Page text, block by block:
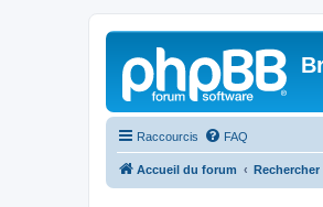
Raccourcis FAQ
Accueil du forum Rechercher